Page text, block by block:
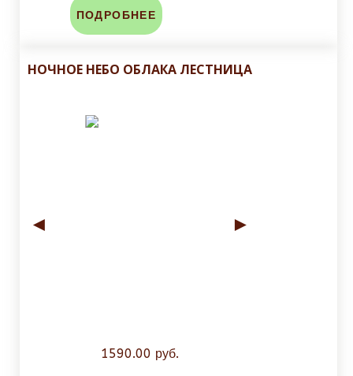
ПОДРОБНЕЕ
НОЧНОЕ НЕБО ОБЛАКА ЛЕСТНИЦА
◄ ►
1590.00 руб.